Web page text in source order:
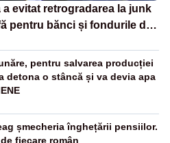
a evitat retrogradarea la junk
pentru bănci și fondurile de
pentru salvarea producției
detona o stâncă și va devia apa
șmecheria înghețării pensiilor.
fiecare român